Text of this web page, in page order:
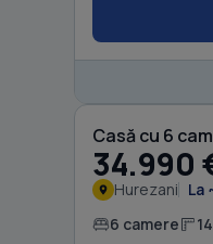
Casă cu 6
34.990
Hurezani La
6 camere